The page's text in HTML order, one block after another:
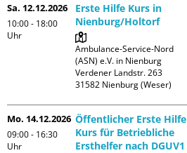
Sa. 12.12.2026
10:00 - 18:00
Uhr
Erste Hilfe Kurs in
Nienburg/Holtorf
Ambulance-Service-Nord
(ASN) e.V. in Nienburg
Verdener Landstr. 263
Mo. 14.12.2026
09:00 - 16:30
Uhr
Öffentlicher Erste Hilfe
Kurs für Betriebliche
Ersthelfer nach DGUV1